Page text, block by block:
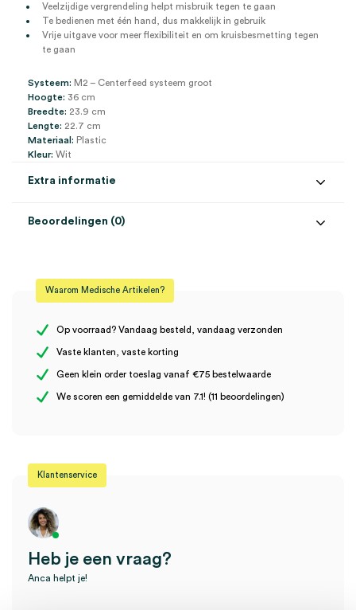
Veelzijdige vergrendeling helpt misbruik tegen te gaan
Te bedienen met één hand, dus makkelijk in gebruik
Vrije uitgave voor meer flexibiliteit en om kruisbesmetting tegen
te gaan
Systeem: M2 – Centerfeed systeem groot
Hoogte: 36 cm
Breedte: 23.9 cm
Lengte: 22.7 cm
Materiaal: Plastic
Kleur: Wit
Extra informatie
Materiaal kunststof
Uitvoering
Beoordelingen (0)
Er zijn nog geen beoordelingen.
wit, 360 x 239 x 227mm (1)” te beoordelen
Waarom Medische Artikelen?
Op voorraad? Vandaag besteld, vandaag verzonden
Vaste klanten, vaste korting
Geen klein order toeslag vanaf €75 bestelwaarde
We scoren een gemiddelde van 7.1! (11 beoordelingen)
Klantenservice
Heb je een vraag?
Anca helpt je!